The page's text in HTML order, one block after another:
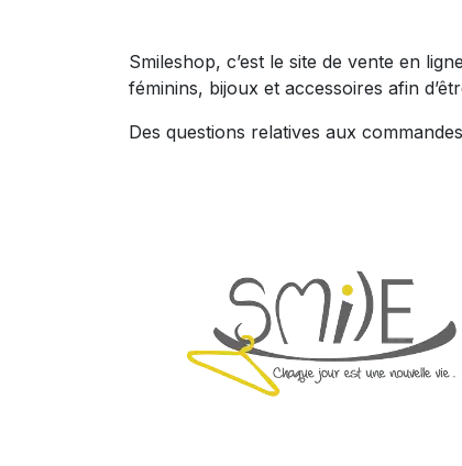
Smileshop, c’est le site de vente en
féminins, bijoux et accessoires afin
Des questions relatives aux